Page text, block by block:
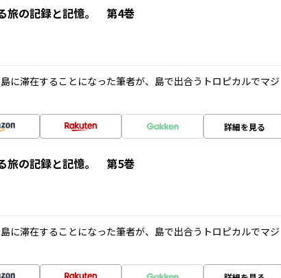
旅の記録と記憶。 第4巻
に滞在することになった筆者が、島で出合うトロピカルでマジ
詳細を見る
旅の記録と記憶。 第5巻
に滞在することになった筆者が、島で出合うトロピカルでマジ